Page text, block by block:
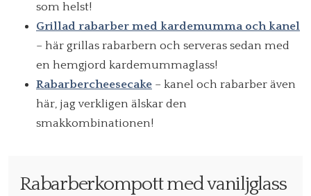
som helst!
Grillad rabarber med kardemumma och kanel
– här grillas rabarbern och serveras sedan med
en hemgjord kardemummaglass!
Rabarbercheesecake – kanel och rabarber även
här, jag verkligen älskar den
smakkombinationen!
Rabarberkompott med vaniljglass